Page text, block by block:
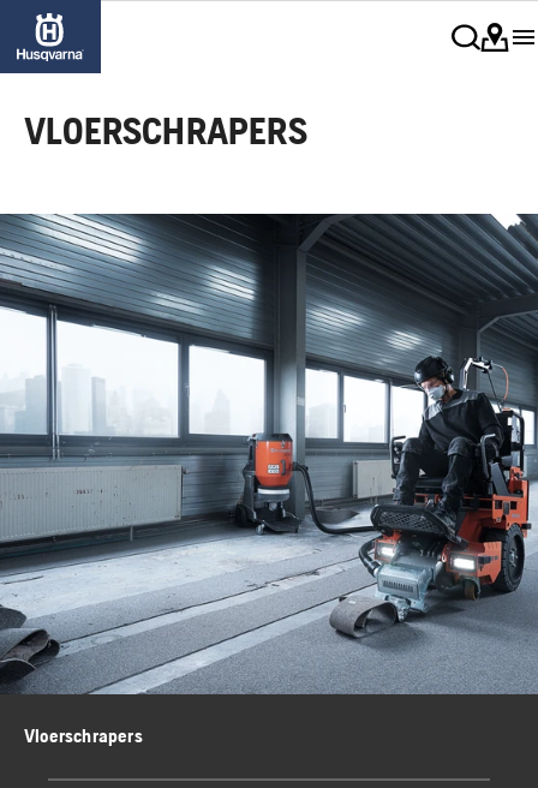
VLOERSCHRAPERS
Vloerschrapers